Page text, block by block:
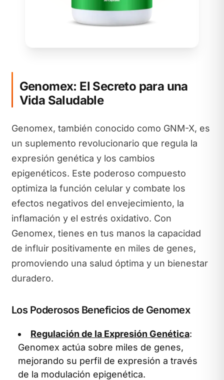
Genomex: El Secreto para una
Vida Saludable
Genomex, también conocido como GNM-X, es
un suplemento revolucionario que regula la
expresión genética y los cambios
epigenéticos. Este poderoso compuesto
optimiza la función celular y combate los
efectos negativos del envejecimiento, la
inflamación y el estrés oxidativo. Con
Genomex, tienes en tus manos la capacidad
de influir positivamente en miles de genes,
promoviendo una salud óptima y un bienestar
duradero.
Los Poderosos Beneficios de Genomex
Regulación de la Expresión Genética:
Genomex actúa sobre miles de genes,
mejorando su perfil de expresión a través
de la modulación epigenética.